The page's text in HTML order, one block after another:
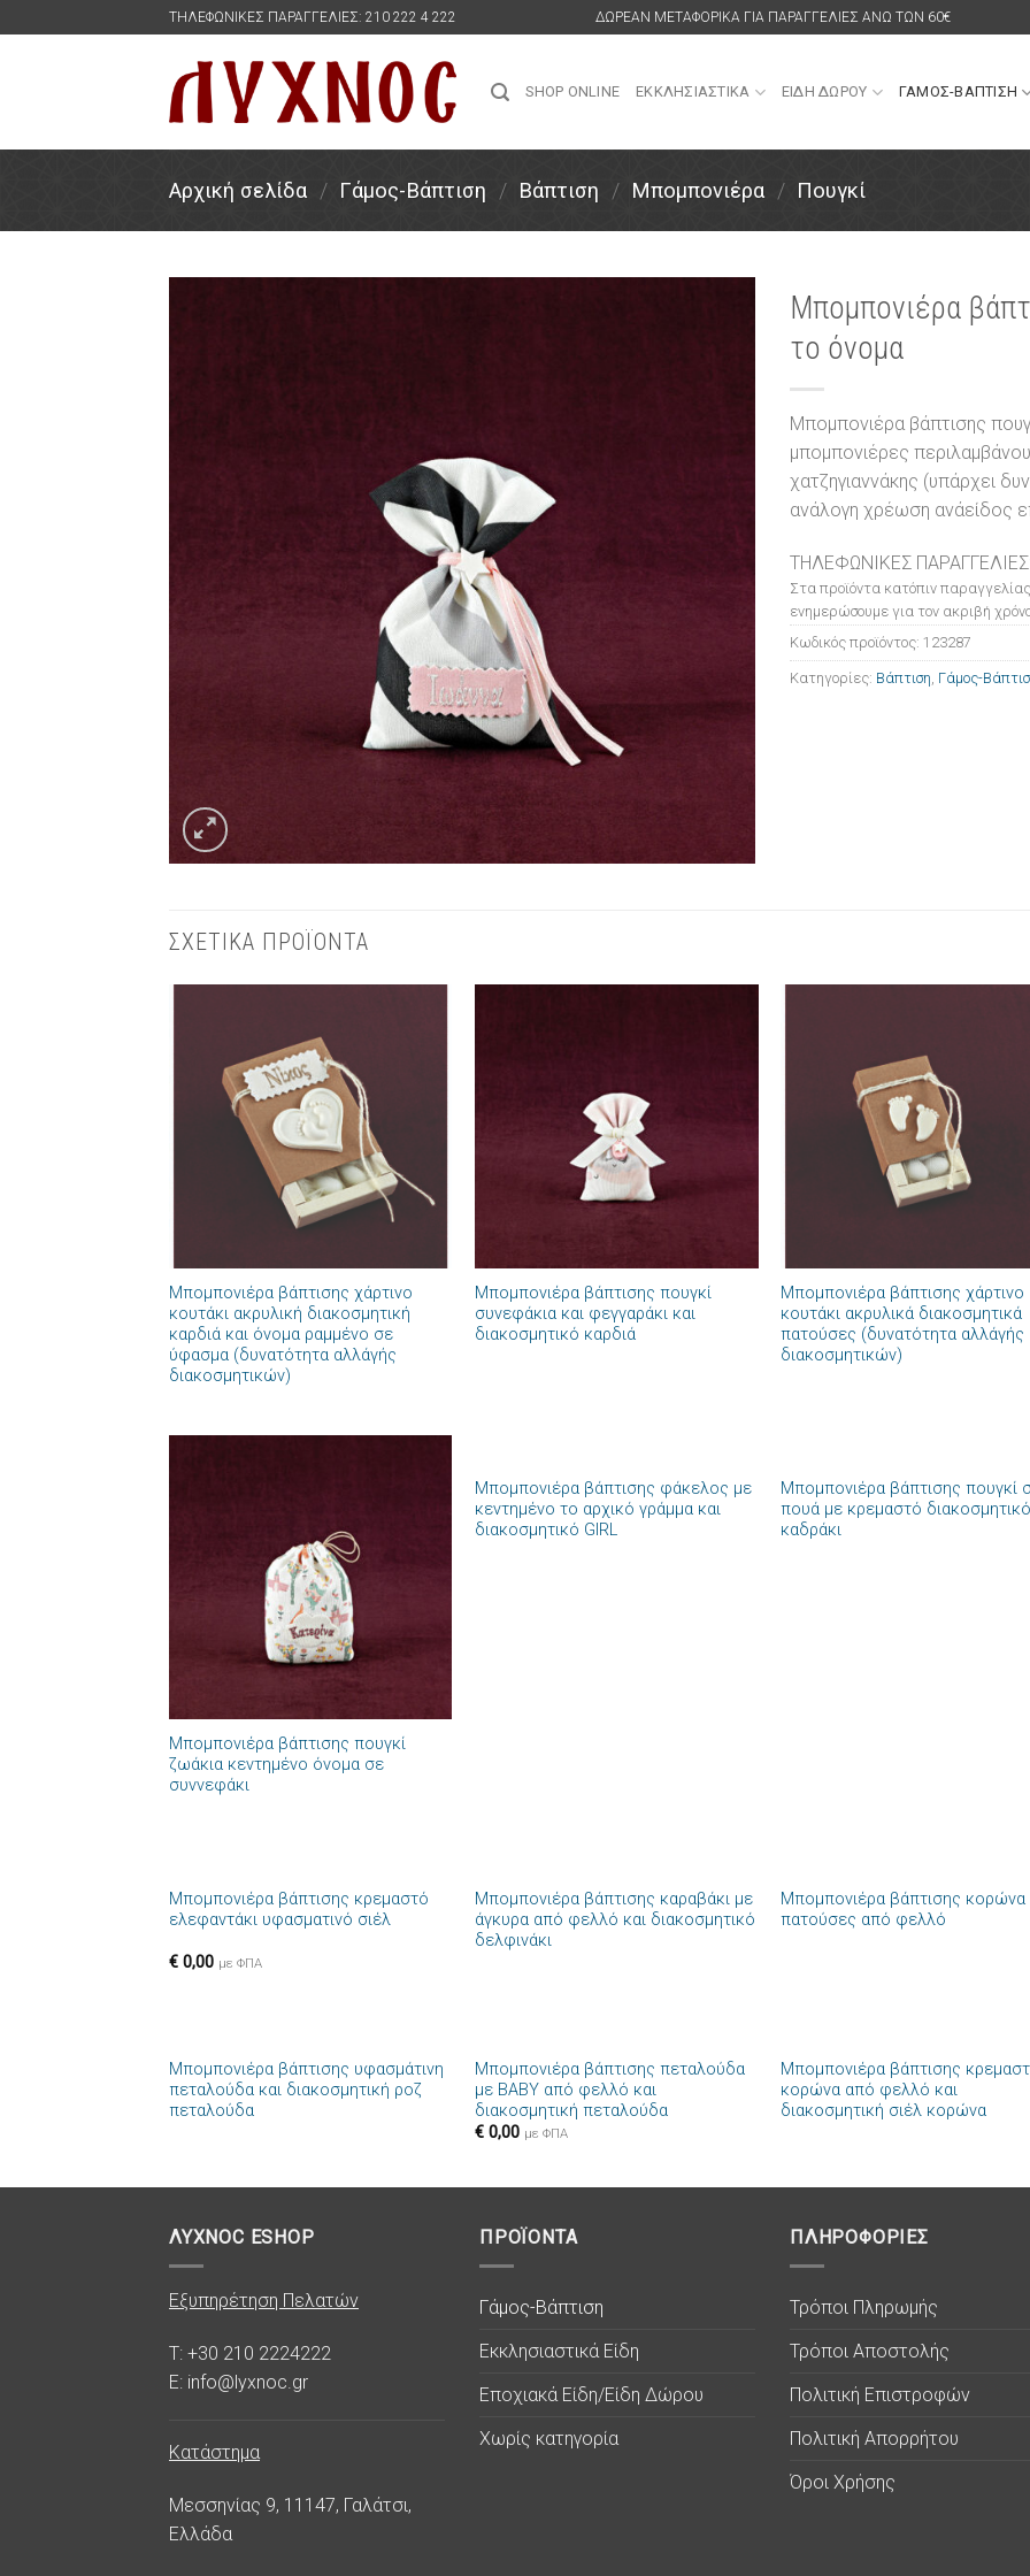
ΤΗΛΕΦΩΝΙΚΕΣ ΠΑΡΑΓΓΕΛΙΕΣ: 210 222 4 222 ΔΩΡΕΑΝ ΜΕΤΑΦΟΡΙΚΑ ΓΙΑ ΠΑΡΑΓΓΕΛΙΕΣ ΑΝΩ ΤΩΝ 60€
SHOP ONLINE ΕΚΚΛΗΣΙΑΣΤΙΚΑ ΕΙΔΗ ΔΩΡΟΥ ΓΑΜΟΣ-ΒΑΠΤΙΣΗ
Αρχική σελίδα / Γάμος-Βάπτιση / Βάπτιση / Μπομπονιέρα / Πουγκί
Μπομπονιέρα
το όνομα
Μπομπονιέρα βάπτισης
μπομπονιέρες
χατζηγιαννάκης (υπάρχει
ανάλογη χρέωση ανάείδος
ΤΗΛΕΦΩΝΙΚΕΣ
Στα προϊόντα κατόπιν
ενημερώσουμε για τον ακριβή
Κωδικός προϊόντος: 123287
Κατηγορίες: Βάπτιση Γάμος-
ΣΧΕΤΙΚΑ ΠΡΟΪΟΝΤΑ
Μπομπονιέρα βάπτισης χάρτινο
κουτάκι ακρυλική διακοσμητική
καρδιά και όνομα ραμμένο σε
ύφασμα (δυνατότητα αλλάγής
διακοσμητικών)
Μπομπονιέρα βάπτισης πουγκί
συνεφάκια και φεγγαράκι και
διακοσμητικό καρδιά
Μπομπονιέρα βάπτισης χάρτινο
κουτάκι ακρυλικά διακοσμητικά
πατούσες (δυνατότητα αλλάγής
διακοσμητικών)
Μπομπονιέρα βάπτισης πουγκί
ζωάκια κεντημένο όνομα σε
συννεφάκι
Πρόσθήκη
στην λίστα
Μπομπονιέρα βάπτισης φάκελος με
κεντημένο το αρχικό γράμμα και
διακοσμητικό GIRL
στην
Μπομπονιέρα βάπτισης πουγκί
πουά με κρεμαστό διακοσμητικό
καδράκι
Πρόσθήκη
στην λίστα
Μπομπονιέρα βάπτισης κρεμαστό
ελεφαντάκι υφασματινό σιέλ
€0,00 με ΦΠΑ
Πρόσθήκη
στην λίστα
Μπομπονιέρα βάπτισης καραβάκι με
άγκυρα από φελλό και διακοσμητικό
δελφινάκι
Μπομπονιέρα βάπτισης κορώνα
πατούσες από φελλό
Πρόσθήκη
στην λίστα
Μπομπονιέρα βάπτισης υφασμάτινη
πεταλούδα και διακοσμητική ροζ
πεταλούδα
Πρόσθήκη
Μπομπονιέρα βάπτισης πεταλούδα
με BABY από φελλό και
διακοσμητική πεταλούδα
€ 0,00 με ΦΠΑ
Μπομπονιέρα βάπτισης
κορώνα από φελλό και
διακοσμητική σιέλ κορώνα
ΛΥΧΝΟC ESHOP
Εξυπηρέτηση Πελατών
T: +30 210 2224222
E: info@lyxnoc.gr
Κατάστημα
Μεσσηνίας 9, 11147, Γαλάτσι,
Ελλάδα
ΠΡΟΪΟΝΤΑ
Γάμος-Βάπτιση
Εκκλησιαστικά Είδη
Εποχιακά Είδη/Είδη Δώρου
Χωρίς κατηγορία
ΠΛΗΡΟΦΟΡΙΕΣ
Τρόποι Πληρωμής
Τρόποι Αποστολής
Πολιτική Επιστροφών
Πολιτική Απορρήτου
Όροι Χρήσης